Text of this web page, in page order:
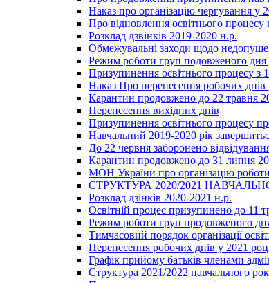
Наказ про організацію чергування у
Про відновлення освітнього процесу
Розклад дзвінків 2019-2020 н.р.
Обмежувальні заходи щодо
Режим роботи груп подовженого дня
Призупинення освітнього процесу з
Наказ Про перенесення робочих днів
Карантин продовжено до 22 травня
Перенесення вихідних днів
Призупинення освітнього процесу
Навчальний 2019-2020 рік
До 22 червня заборонено
Карантин продовжено до 31 липня
МОН України про організацію
СТРУКТУРА 2020/2021
Розклад дзінків 2020-2021 н.р.
Освітній процес призупинено до 11
Режим роботи груп продовженого
Тимчасовий порядок організації
Перенесення робочих днів у 2021
Графік прийому батьків членами
Структура 2021/2022 навчального